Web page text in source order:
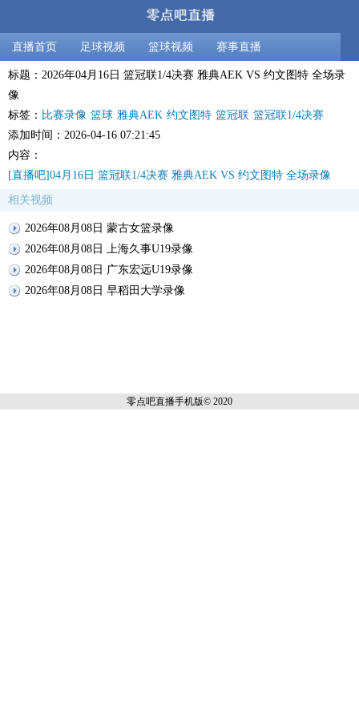
直播首页 足球视频 篮球视频 赛事直播
标题：2026年04月16日 篮冠联1/4决赛 雅典AEK VS 约文图特 全场录
像
标签： 比赛录像 篮球 雅典AEK 约文图特 篮冠联 篮冠联1/4决赛
添加时间：2026-04-16 07:21:45
内容：
[直播吧]04月16日 篮冠联1/4决赛 雅典AEK VS 约文图特 全场录像
相关视频
2026年08月08日 蒙古女篮录像
2026年08月08日 上海久事U19录像
2026年08月08日 广东宏远U19录像
2026年08月08日 早稻田大学录像
零点吧直播手机版© 2020